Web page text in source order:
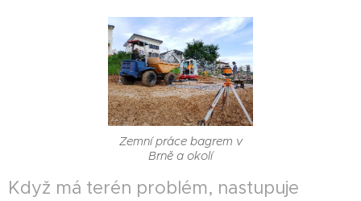
Zemní práce bagrem v
Brně a okolí
Když má terén problém, nastupuje